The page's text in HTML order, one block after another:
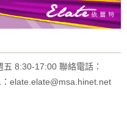
8:30-17:00 聯絡電話：
elate.elate@msa.hinet.net